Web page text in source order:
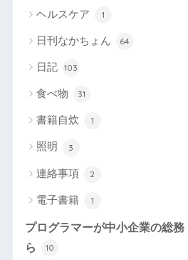
ヘルスケア 1
日刊なかちょん 64
日記 103
食べ物 31
書籍自炊 1
照明 3
連絡事項 2
電子書籍 1
プログラマーが中小企業の総
ら
10